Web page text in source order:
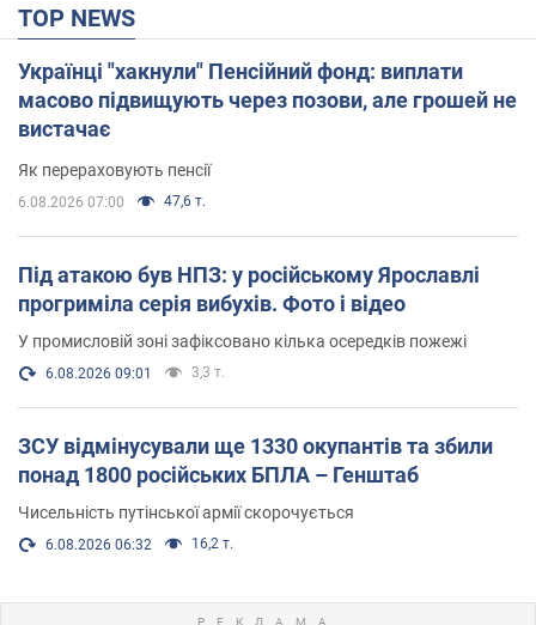
TOP NEWS
Українці "хакнули" Пенсійний фонд: виплати
масово підвищують через позови, але грошей не
вистачає
Як перераховують пенсії
6.08.2026 07:00 47,6 т.
Під атакою був НПЗ: у російському Ярославлі
прогриміла серія вибухів. Фото і відео
У промисловій зоні зафіксовано кілька осередків пожежі
6.08.2026 09:01 3,3 т.
ЗСУ відмінусували ще 1330 окупантів та збили
понад 1800 російських БПЛА – Генштаб
Чисельність путінської армії скорочується
6.08.2026 06:32 16,2 т.